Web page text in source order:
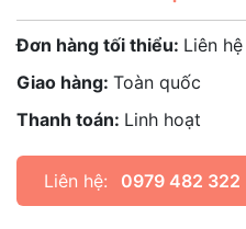
Đơn hàng tối thiểu: Liên hệ
Giao hàng: Toàn quốc
Thanh toán: Linh hoạt
Liên hệ: 0979 482 322